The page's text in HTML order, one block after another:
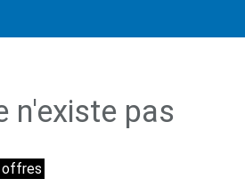
n'existe pas
offres